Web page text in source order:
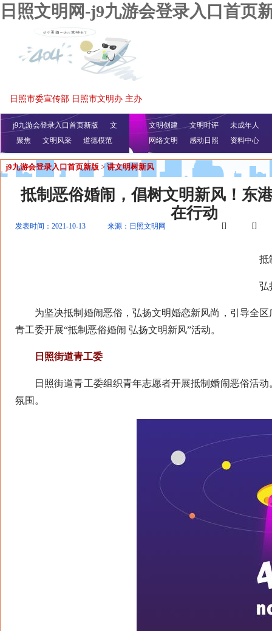
日照文明网-j9九游会登录入口首页
日照市委宣传部 日照市文明办 主办
j9九游会登录入口首页新版
文
明播报
公益视频
聚焦 文明风采 道德模范
文明创建 文明时评
未成年人
网络文明
感动日照 资料中心
j9九游会登录入口首页新版 > 讲文明树新风
抵制恶俗婚闹，倡树文明新风！东
在行动
发表时间：2021-10-13 来源：日照文明网 [] []
抵
弘
为坚决抵制婚闹恶俗，弘扬文明婚恋新风尚，引导全区
青工委开展“抵制恶俗婚闹 弘扬文明新风”活动。
日照街道青工委
日照街道青工委组织青年志愿者开展抵制婚闹恶俗活动
氛围。